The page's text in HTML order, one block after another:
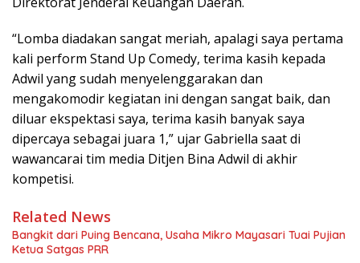
“Lomba diadakan sangat meriah, apalagi saya pertama
kali perform Stand Up Comedy, terima kasih kepada
Adwil yang sudah menyelenggarakan dan
mengakomodir kegiatan ini dengan sangat baik, dan
diluar ekspektasi saya, terima kasih banyak saya
dipercaya sebagai juara 1,” ujar Gabriella saat di
wawancarai tim media Ditjen Bina Adwil di akhir
kompetisi.
Related News
Bangkit dari Puing Bencana, Usaha Mikro Mayasari Tuai Pujian
Ketua Satgas PRR